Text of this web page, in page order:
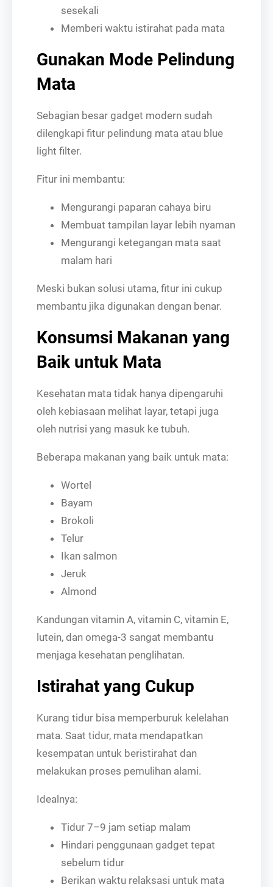
sesekali
Memberi waktu istirahat pada mata
Gunakan Mode Pelindung
Mata
Sebagian besar gadget modern sudah
dilengkapi fitur pelindung mata atau blue
light filter.
Fitur ini membantu:
Mengurangi paparan cahaya biru
Membuat tampilan layar lebih nyaman
Mengurangi ketegangan mata saat
malam hari
Meski bukan solusi utama, fitur ini cukup
membantu jika digunakan dengan benar.
Konsumsi Makanan yang
Baik untuk Mata
Kesehatan mata tidak hanya dipengaruhi
oleh kebiasaan melihat layar, tetapi juga
oleh nutrisi yang masuk ke tubuh.
Beberapa makanan yang baik untuk mata:
Wortel
Bayam
Brokoli
Telur
Ikan salmon
Jeruk
Almond
Kandungan vitamin A, vitamin C, vitamin E,
lutein, dan omega-3 sangat membantu
menjaga kesehatan penglihatan.
Istirahat yang Cukup
Kurang tidur bisa memperburuk kelelahan
mata. Saat tidur, mata mendapatkan
kesempatan untuk beristirahat dan
melakukan proses pemulihan alami.
Idealnya:
Tidur 7–9 jam setiap malam
Hindari penggunaan gadget tepat
sebelum tidur
Berikan waktu relaksasi untuk mata